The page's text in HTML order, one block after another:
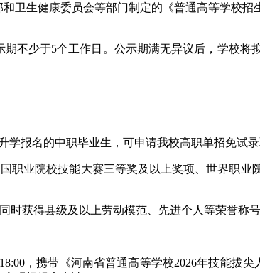
卫生健康委员会等部门制定的《普通高等学校
不少于5个工作日。公示期满无异议后，学校
报名的中职毕业生，可申请我校高职单招免试录
业院校技能大赛三等奖及以上奖项、世界职业
获得县级及以上劳动模范、先进个人等荣誉称号
，携带《河南省普通高等学校2026年技能拔